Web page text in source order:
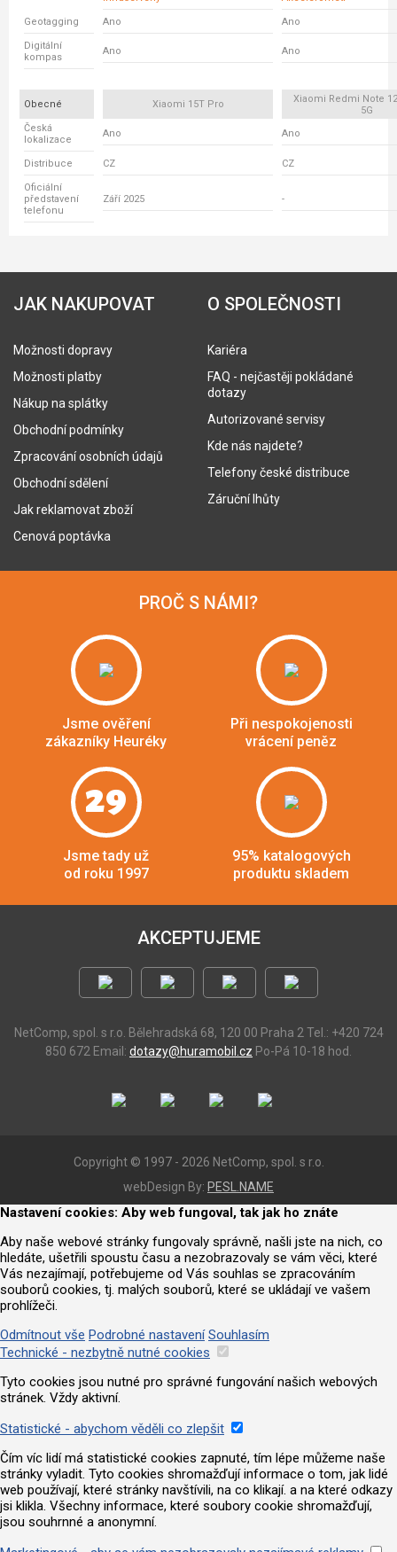
Geotagging Ano Ano
Digitální
kompas
Ano Ano
Obecné Xiaomi 15T Pro
Xiaomi Redmi Note
5G
Česká
lokalizace
Ano Ano
Distribuce CZ CZ
Oficiální
představení
telefonu
Září 2025 -
JAK NAKUPOVAT
Možnosti dopravy
Možnosti platby
Nákup na splátky
Obchodní podmínky
Zpracování osobních údajů
Obchodní sdělení
Jak reklamovat zboží
Cenová poptávka
O SPOLEČNOSTI
Kariéra
FAQ - nejčastěji pokládané
dotazy
Autorizované servisy
Kde nás najdete?
Telefony české distribuce
Záruční lhůty
PROČ S NÁMI?
Jsme ověření
zákazníky Heuréky
Při nespokojenosti
vrácení peněz
29
Jsme tady už
od roku 1997
95% katalogových
produktu skladem
AKCEPTUJEME
NetComp, spol. s r.o. Bělehradská 68, 120 00 Praha 2 Tel.: +420 724
850 672 Email: dotazy@huramobil.cz Po-Pá 10-18 hod.
Copyright © 1997 - 2026 NetComp, spol. s r.o.
webDesign By: PESL.NAME
Nastavení cookies: Aby web fungoval, tak jak ho znáte
Aby naše webové stránky fungovaly správně, našli jste na nich, co
hledáte, ušetřili spoustu času a nezobrazovaly se vám věci, které
Vás nezajímají, potřebujeme od Vás souhlas se zpracováním
souborů cookies, tj. malých souborů, které se ukládají ve vašem
prohlížeči.
Odmítnout vše Podrobné nastavení Souhlasím
Technické - nezbytně nutné cookies
Tyto cookies jsou nutné pro správné fungování našich webových
stránek. Vždy aktivní.
Statistické - abychom věděli co zlepšit
Čím víc lidí má statistické cookies zapnuté, tím lépe můžeme naše
stránky vyladit. Tyto cookies shromažďují informace o tom, jak lidé
web používají, které stránky navštívili, na co klikají. a na které odkazy
jsi klikla. Všechny informace, které soubory cookie shromažďují,
jsou souhrnné a anonymní.